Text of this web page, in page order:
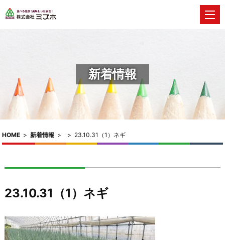
新着情報
HOME > 新着情報 > > 23.10.31（1）ネギ
23.10.31（1）ネギ